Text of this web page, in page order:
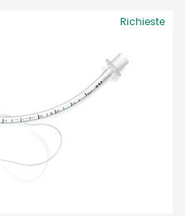
Richieste